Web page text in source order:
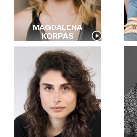
MAGDALENA
KORPAS